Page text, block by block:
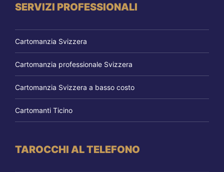
SERVIZI PROFESSIONALI
Cartomanzia Svizzera
Cartomanzia professionale Svizzera
Cartomanzia Svizzera a basso costo
Cartomanti Ticino
TAROCCHI AL TELEFONO